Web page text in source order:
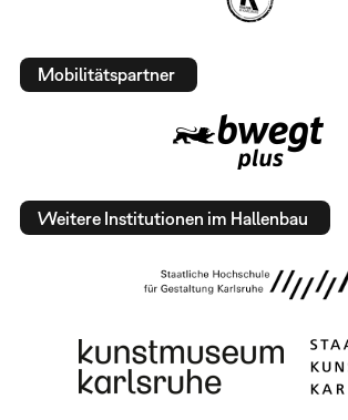
Mobilitätspartner
Weitere Institutionen im Hallenbau